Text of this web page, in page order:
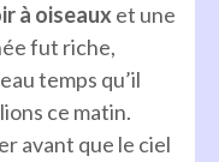
à oiseaux et une
fut riche,
temps qu’il
ce matin.
avant que le ciel